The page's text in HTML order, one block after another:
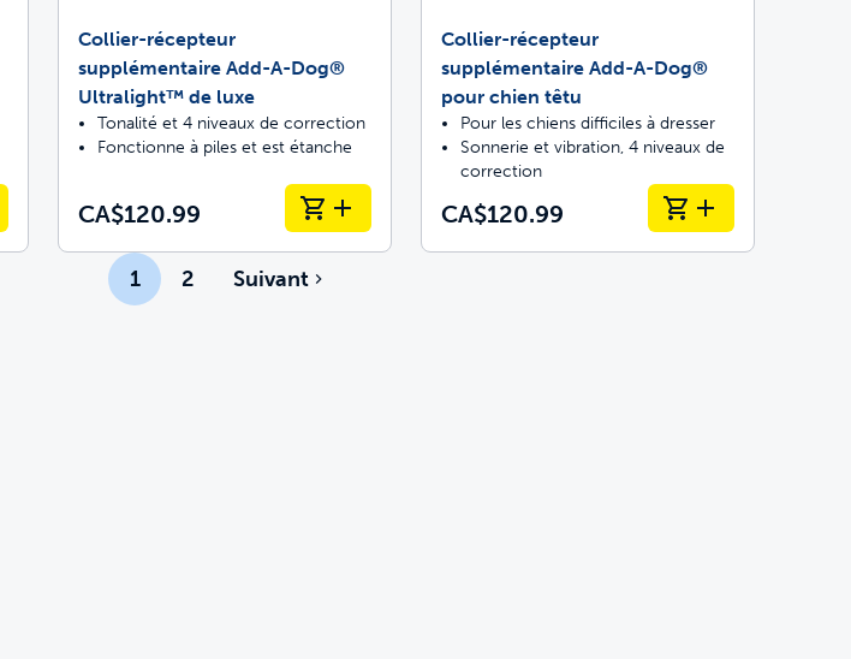
Collier-récepteur
supplémentaire Add-A-Dog®
Ultralight™ de luxe
Tonalité et 4 niveaux de correction
Fonctionne à piles et est étanche
CA$120.99
Collier-récepteur
supplémentaire Add-A-Dog®
pour chien têtu
Pour les chiens difficiles à dresser
Sonnerie et vibration, 4 niveaux de
correction
CA$120.99
1 2 Suivant